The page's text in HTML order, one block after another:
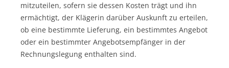
mitzuteilen, sofern sie dessen Kosten trägt und ihn
ermächtigt, der Klägerin darüber Auskunft zu erteilen,
ob eine bestimmte Lieferung, ein bestimmtes Angebot
oder ein bestimmter Angebotsempfänger in der
Rechnungslegung enthalten sind.